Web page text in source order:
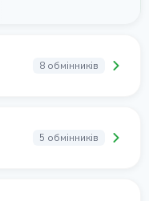
8 обмінників
5 обмінників